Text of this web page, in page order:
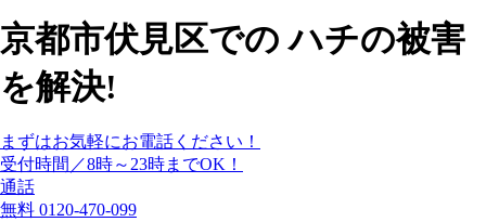
京都市伏見区での ハチの被害
を解決!
まずはお気軽にお電話ください！
受付時間／8時～23時までOK！
通話
無料 0120-470-099